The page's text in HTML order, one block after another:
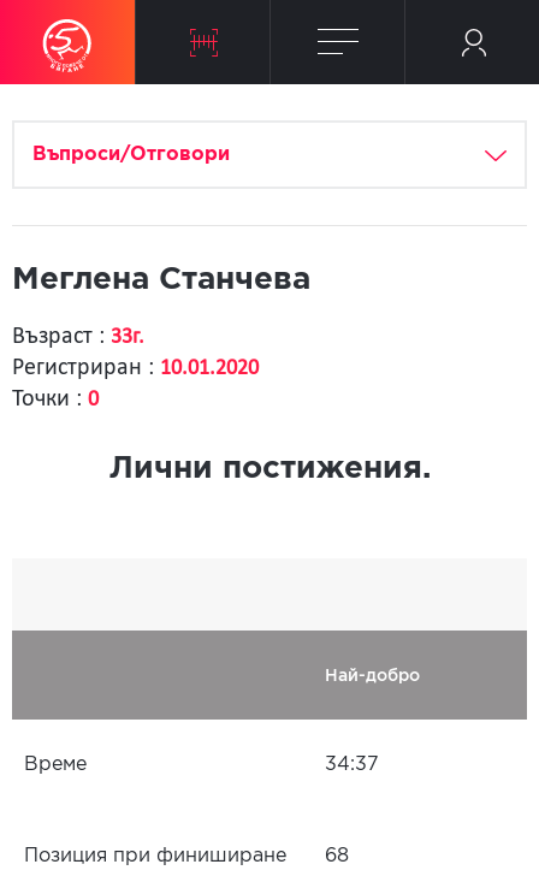
Въпроси/Отговори
Меглена Станчева
Възраст : 33г.
Регистриран : 10.01.2020
Точки : 0
Лични постижения.
Най-добро
Време 34:37
Позиция при финиширане 68